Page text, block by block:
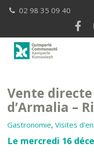
02 98 35 09 40
Vente directe
d’Armalia –
Gastronomie, Visites
Le mercredi 16